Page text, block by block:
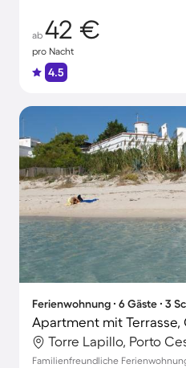
ab 42 €
pro Nacht
4.5
Ferienwohnung ∙ 6 Gäste ∙ 3
Apartment mit Terrasse,
Torre Lapillo, Porto
Familienfreundliche